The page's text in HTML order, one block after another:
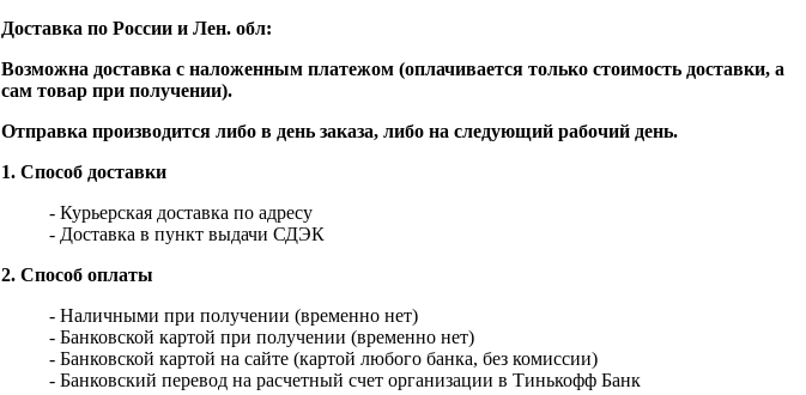
Доставка по России и Лен. обл:
Возможна доставка с наложенным платежом (оплачивается только стоимость доставки, а
сам товар при получении).
Отправка производится либо в день заказа, либо на следующий рабочий день.
1. Способ доставки
- Курьерская доставка по адресу
- Доставка в пункт выдачи СДЭК
2. Способ оплаты
- Наличными при получении (временно нет)
- Банковской картой при получении (временно нет)
- Банковской картой на сайте (картой любого банка, без комиссии)
- Банковский перевод на расчетный счет организации в Тинькофф Банк